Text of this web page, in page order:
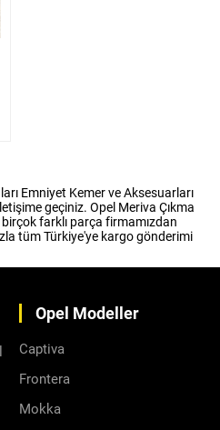
Emniyet Kemer ve Aksesuarları
geçiniz. Opel Meriva Çıkma
farklı parça firmamızdan
tüm Türkiye'ye kargo gönderimi
Opel Modeller
Captiva
Frontera
Mokka